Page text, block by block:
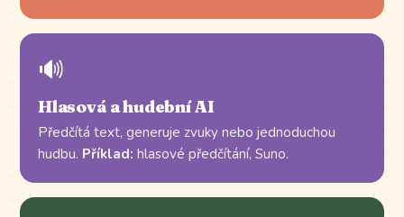
🔊
Hlasová a hudební AI
Předčítá text, generuje zvuky nebo jednoduchou
hudbu. Příklad: hlasové předčítání, Suno.